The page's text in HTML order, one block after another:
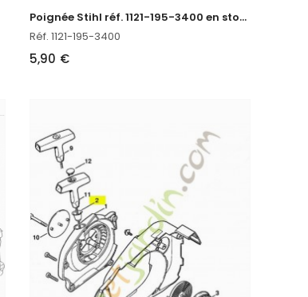
P
oignée Stihl réf. 1121-195-3400 en stock
Réf. 1121-195-3400
5,90 €